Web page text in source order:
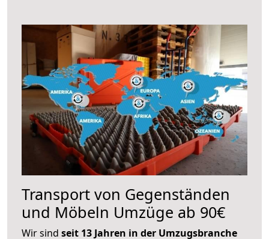
Transport von Gegenständen
und Möbeln Umzüge ab 90€
Wir sind seit 13 Jahren in der Umzugsbranche